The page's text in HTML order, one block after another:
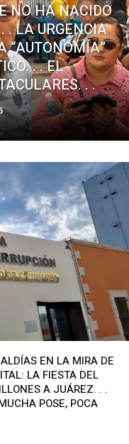
NO HA NACIDO
. LA URGENCIA
“AUTONOMÍA”
. . EL
. .
EN LA MIRA DE
LA FIESTA DEL
A JUÁREZ. . .
POSE, POCA